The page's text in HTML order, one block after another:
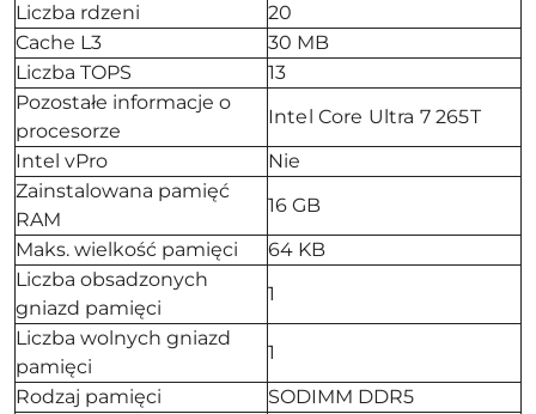
Liczba rdzeni
20
Cache L3
30 MB
Liczba TOPS
13
Pozostałe informacje o
procesorze
Intel Core Ultra 7 265T
Intel vPro
Nie
Zainstalowana pamięć
RAM
16 GB
Maks. wielkość pamięci
64 KB
Liczba obsadzonych
gniazd pamięci
1
Liczba wolnych gniazd
pamięci
1
Rodzaj pamięci
SODIMM DDR5